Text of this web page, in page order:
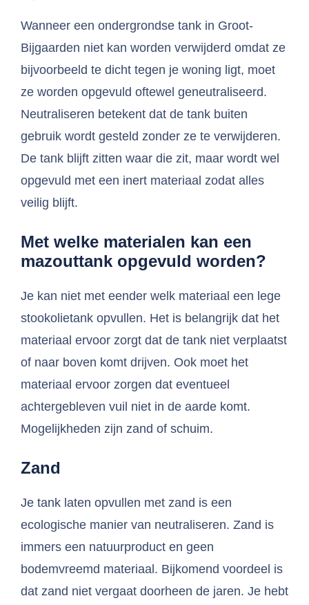
Wanneer een ondergrondse tank in Groot-
Bijgaarden niet kan worden verwijderd omdat ze
bijvoorbeeld te dicht tegen je woning ligt, moet
ze worden opgevuld oftewel geneutraliseerd.
Neutraliseren betekent dat de tank buiten
gebruik wordt gesteld zonder ze te verwijderen.
De tank blijft zitten waar die zit, maar wordt wel
opgevuld met een inert materiaal zodat alles
veilig blijft.
Met welke materialen kan een
mazouttank opgevuld worden?
Je kan niet met eender welk materiaal een lege
stookolietank opvullen. Het is belangrijk dat het
materiaal ervoor zorgt dat de tank niet verplaatst
of naar boven komt drijven. Ook moet het
materiaal ervoor zorgen dat eventueel
achtergebleven vuil niet in de aarde komt.
Mogelijkheden zijn zand of schuim.
Zand
Je tank laten opvullen met zand is een
ecologische manier van neutraliseren. Zand is
immers een natuurproduct en geen
bodemvreemd materiaal. Bijkomend voordeel is
dat zand niet vergaat doorheen de jaren. Je hebt